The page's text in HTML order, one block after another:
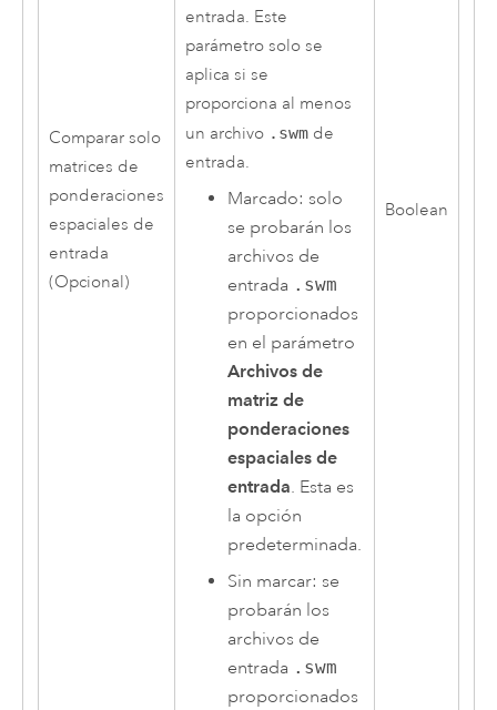
Comparar solo
matrices de
ponderaciones
espaciales de
entrada
(Opcional)
entrada. Este
parámetro solo se
aplica si se
proporciona al menos
un archivo .swmde
entrada.
Marcado: solo
se probarán los
archivos de
entrada .swm
proporcionados
en el parámetro
Archivos de
matriz de
ponderaciones
espaciales de
entrada. Esta es
la opción
predeterminada.
Sin marcar: se
probarán los
archivos de
entrada .swm
proporcionados
Boolean